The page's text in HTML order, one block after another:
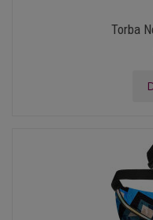
Torba